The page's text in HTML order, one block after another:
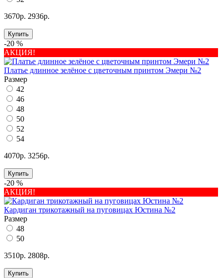
3670р. 2936р.
Купить
-20 %
АКЦИЯ!
Платье длинное зелёное с цветочным принтом Эмери №2
Размер
42
46
48
50
52
54
4070р. 3256р.
Купить
-20 %
АКЦИЯ!
Кардиган трикотажный на пуговицах Юстина №2
Размер
48
50
3510р. 2808р.
Купить